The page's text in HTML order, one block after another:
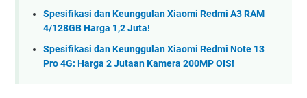
Spesifikasi dan Keunggulan Xiaomi Redmi A3 RAM
4/128GB Harga 1,2 Juta!
Spesifikasi dan Keunggulan Xiaomi Redmi Note 13
Pro 4G: Harga 2 Jutaan Kamera 200MP OIS!